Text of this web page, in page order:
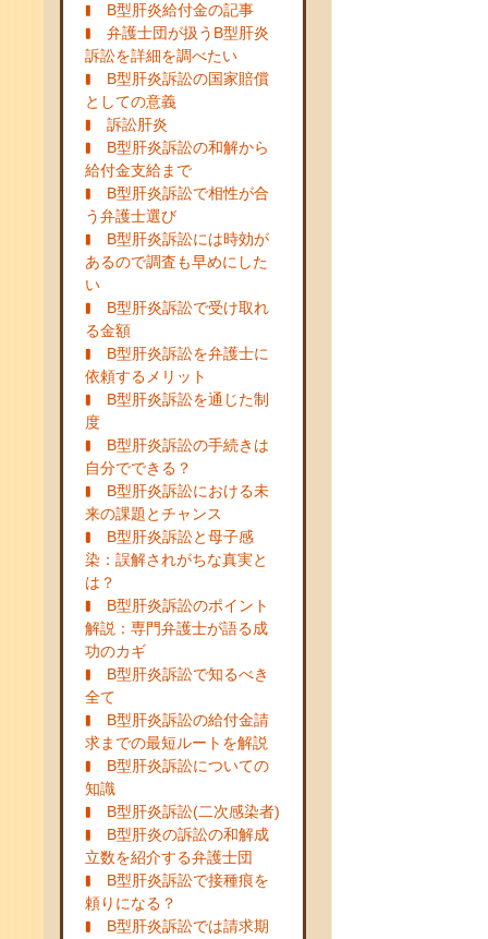
B型肝炎給付金の記事
弁護士団が扱うB型肝炎
訴訟を詳細を調べたい
B型肝炎訴訟の国家賠償
としての意義
訴訟肝炎
B型肝炎訴訟の和解から
給付金支給まで
B型肝炎訴訟で相性が合
う弁護士選び
B型肝炎訴訟には時効が
あるので調査も早めにした
い
B型肝炎訴訟で受け取れ
る金額
B型肝炎訴訟を弁護士に
依頼するメリット
B型肝炎訴訟を通じた制
度
B型肝炎訴訟の手続きは
自分でできる？
B型肝炎訴訟における未
来の課題とチャンス
B型肝炎訴訟と母子感
染：誤解されがちな真実と
は？
B型肝炎訴訟のポイント
解説：専門弁護士が語る成
功のカギ
B型肝炎訴訟で知るべき
全て
B型肝炎訴訟の給付金請
求までの最短ルートを解説
B型肝炎訴訟についての
知識
B型肝炎訴訟(二次感染者)
B型肝炎の訴訟の和解成
立数を紹介する弁護士団
B型肝炎訴訟で接種痕を
頼りになる？
B型肝炎訴訟では請求期